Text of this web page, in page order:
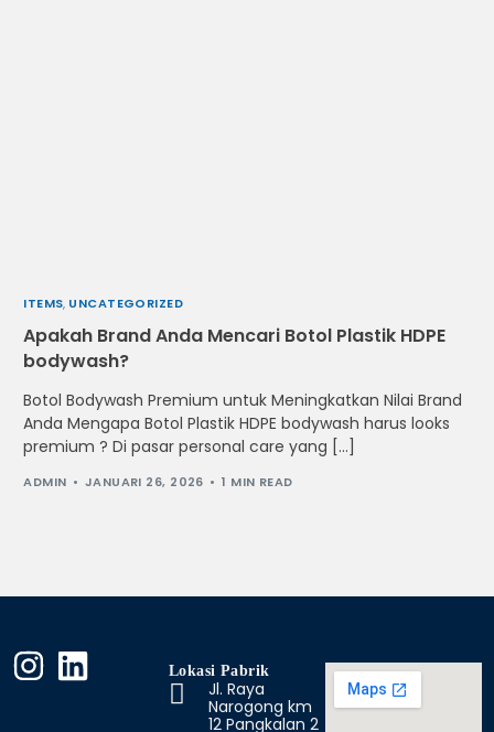
ITEMS, UNCATEGORIZED
Apakah Brand Anda Mencari Botol Plastik HDPE
bodywash?
Botol Bodywash Premium untuk Meningkatkan Nilai Brand
Anda Mengapa Botol Plastik HDPE bodywash harus looks
premium ? Di pasar personal care yang […]
ADMIN JANUARI 26, 2026 1 MIN READ
Lokasi Pabrik
Jl. Raya
Narogong km
12 Pangkalan 2